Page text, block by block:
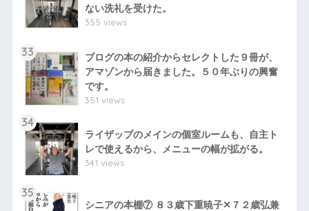
ない洗礼を受けた。
355 views
33
ブログの本の紹介からセレクトした９冊が、
アマゾンから届きました。５０年ぶりの興奮
です。
351 views
34
ライザップのメインの個室ルームも、自主ト
レで使えるから、メニューの幅が拡がる。
341 views
35
シニアの本棚⑦ ８３歳下重暁子✕７２歳弘兼